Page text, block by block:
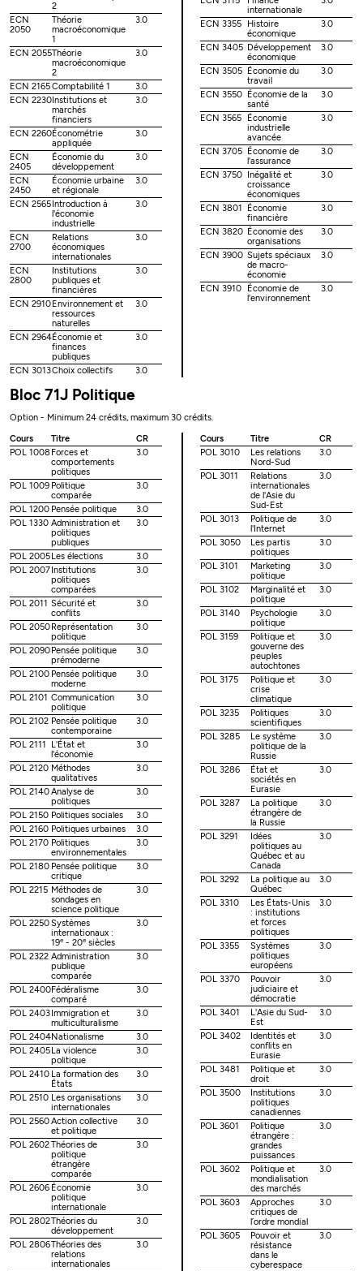
2
ECN
2050
Théorie
macroéconomique
1
3.0
ECN 2055Théorie
macroéconomique
2
3.0
ECN 2165Comptabilité 1
3.0
ECN 2230Institutions et
marchés
financiers
3.0
ECN 2260Économétrie
appliquée
3.0
ECN
2405
Économie du
développement
3.0
ECN
2450
Économie urbaine
et régionale
3.0
ECN 2565Introduction à
l'économie
industrielle
3.0
ECN
2700
Relations
économiques
internationales
3.0
ECN
2800
Institutions
publiques et
financières
3.0
ECN 2910Environnement et
ressources
naturelles
3.0
ECN 2964Économie et
finances
publiques
3.0
ECN 3013Choix collectifs 3.0
internationale
ECN 3355
Histoire
économique
3.0
ECN 3405 Développement
économique
3.0
ECN 3505 Économie du
travail
3.0
ECN 3550 Économie de la
santé
3.0
ECN 3565
Économie
industrielle
avancée
3.0
ECN 3705 Économie de
l'assurance
3.0
ECN 3750 Inégalité et
croissance
économiques
3.0
ECN 3801
Économie
financière
3.0
ECN 3820 Économie des
organisations
3.0
ECN 3900 Sujets spéciaux
de macro-
économie
3.0
ECN 3910
Économie de
l'environnement
3.0
Bloc 71J Politique
Option - Minimum 24 crédits, maximum 30 crédits.
Cours
Titre
CR
POL 1008Forces et
comportements
politiques
3.0
POL 1009 Politique
comparée
3.0
POL 1200 Pensée politique
3.0
POL 1330 Administration et
politiques
publiques
3.0
POL 2005Les élections
3.0
POL 2007Institutions
politiques
comparées
3.0
POL 2011 Sécurité et
conflits
3.0
POL 2050Représentation
politique
3.0
POL 2090Pensée politique
prémoderne
3.0
POL 2100 Pensée politique
moderne
3.0
POL 2101 Communication
politique
3.0
POL 2102 Pensée politique
contemporaine
3.0
POL 2111
L'État et
l'économie
3.0
POL 2120 Méthodes
qualitatives
3.0
POL 2140Analyse de
politiques
3.0
POL 2150 Politiques sociales
3.0
POL 2160 Politiques urbaines
3.0
POL 2170 Politiques
environnementales
3.0
POL 2180 Pensée politique
critique
3.0
POL 2215 Méthodes de
sondages en
science politique
3.0
POL 2250Systèmes
internationaux :
19e - 20e siècles
3.0
POL 2322 Administration
publique
comparée
3.0
POL 2400Fédéralisme
comparé
3.0
POL 2403Immigration et
multiculturalisme
3.0
POL 2404Nationalisme
3.0
POL 2405La violence
politique
3.0
POL 2410 La formation des
États
3.0
POL 2510 Les organisations
internationales
3.0
POL 2560Action collective
et politique
3.0
POL 2602Théories de
politique
étrangère
comparée
3.0
POL 2606 Économie
politique
internationale
3.0
POL 2802Théories du
développement
3.0
POL 2806Théories des
relations
internationales
3.0
Cours Titre
CR
POL 3010
Les relations
Nord-Sud
3.0
POL 3011
Relations
internationales
de l'Asie du
Sud-Est
3.0
POL 3013
Politique de
l'Internet
3.0
POL 3050
Les partis
politiques
3.0
POL 3101
Marketing
politique
3.0
POL 3102
Marginalité et
politique
3.0
POL 3140
Psychologie
politique
3.0
POL 3159
Politique et
gouverne des
peuples
autochtones
3.0
POL 3175
Politique et
crise
climatique
3.0
POL 3235
Politiques
scientifiques
3.0
POL 3285
Le système
politique de la
Russie
3.0
POL 3286
État et
sociétés en
Eurasie
3.0
POL 3287
La politique
étrangère de
la Russie
3.0
POL 3291
Idées
politiques au
Québec et au
Canada
3.0
POL 3292
La politique au
Québec
3.0
POL 3310
Les États-Unis
: institutions
et forces
politiques
3.0
POL 3355
Systèmes
politiques
européens
3.0
POL 3370
Pouvoir
judiciaire et
démocratie
3.0
POL 3401
L'Asie du Sud-
Est
3.0
POL 3402
Identités et
conflits en
Eurasie
3.0
POL 3481
Politique et
droit
3.0
POL 3500
Institutions
politiques
canadiennes
3.0
POL 3601
Politique
étrangère :
grandes
puissances
3.0
POL 3602
Politique et
mondialisation
des marchés
3.0
POL 3603
Approches
critiques de
l’ordre mondial
3.0
POL 3605
Pouvoir et
résistance
dans le
cyberespace
3.0